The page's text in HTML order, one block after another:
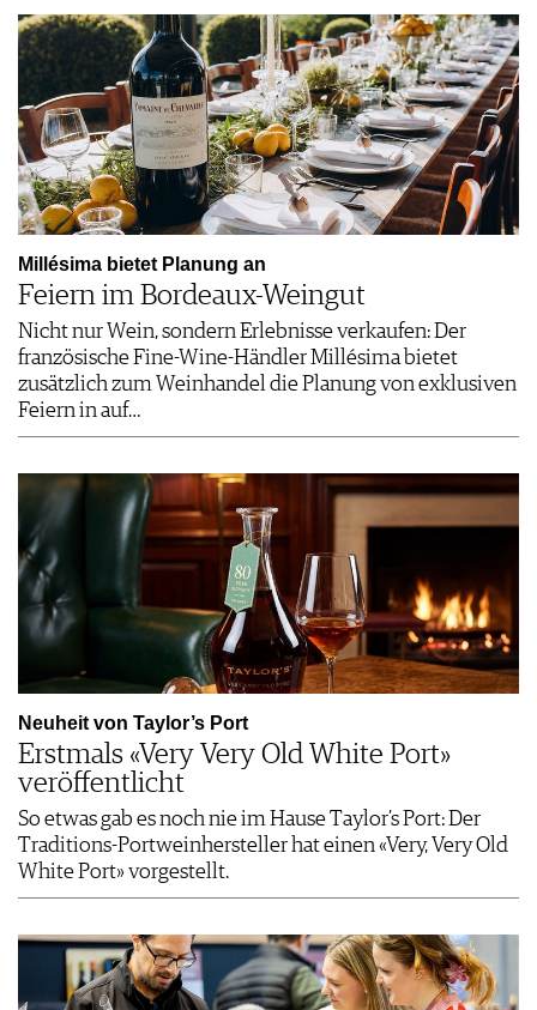
Millésima bietet Planung an
Feiern im Bordeaux-Weingut
Nicht nur Wein, sondern Erlebnisse verkaufen: Der
französische Fine-Wine-Händler Millésima bietet
zusätzlich zum Weinhandel die Planung von exklusiven
Feiern in auf…
Neuheit von Taylor’s Port
Erstmals «Very Very Old White Port»
veröffentlicht
So etwas gab es noch nie im Hause Taylor’s Port: Der
Traditions-Portweinhersteller hat einen «Very, Very Old
White Port» vorgestellt.